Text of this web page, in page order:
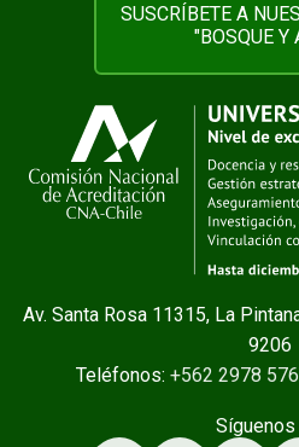
SUSCRÍBETE A
"BOSQUE Y
Av. Santa Rosa 11315, La
9206
Teléfonos: +562 2978
Síguenos